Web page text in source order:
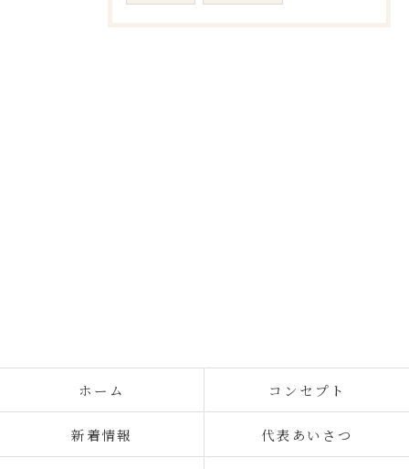
ホーム コンセプト
新着情報 代表あいさつ